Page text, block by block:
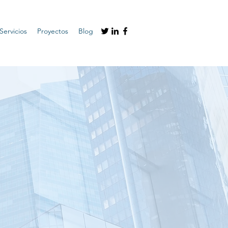
Servicios Proyectos Blog